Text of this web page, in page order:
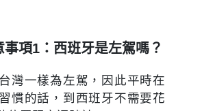
項1：西班牙是左駕嗎？
灣一樣為左駕，因此平時在
慣的話，到西班牙不需要花